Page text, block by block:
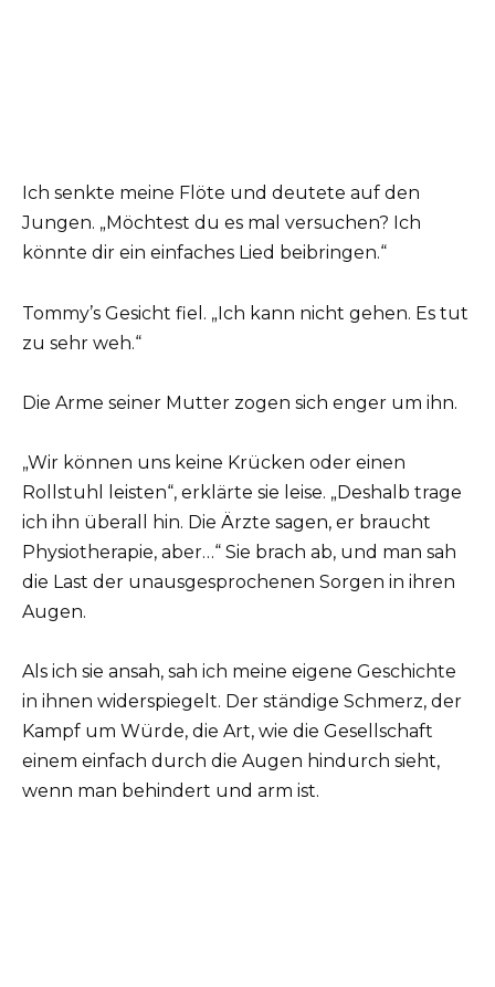
Ich senkte meine Flöte und deutete auf den
Jungen. „Möchtest du es mal versuchen? Ich
könnte dir ein einfaches Lied beibringen.“
Tommy’s Gesicht fiel. „Ich kann nicht gehen. Es tut
zu sehr weh.“
Die Arme seiner Mutter zogen sich enger um ihn.
„Wir können uns keine Krücken oder einen
Rollstuhl leisten“, erklärte sie leise. „Deshalb trage
ich ihn überall hin. Die Ärzte sagen, er braucht
Physiotherapie, aber…“ Sie brach ab, und man sah
die Last der unausgesprochenen Sorgen in ihren
Augen.
Als ich sie ansah, sah ich meine eigene Geschichte
in ihnen widerspiegelt. Der ständige Schmerz, der
Kampf um Würde, die Art, wie die Gesellschaft
einem einfach durch die Augen hindurch sieht,
wenn man behindert und arm ist.